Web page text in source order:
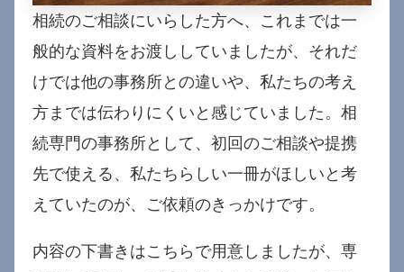
相続のご相談にいらした方へ、これまでは一
般的な資料をお渡ししていましたが、それだ
けでは他の事務所との違いや、私たちの考え
方までは伝わりにくいと感じていました。相
続専門の事務所として、初回のご相談や提携
先で使える、私たちらしい一冊がほしいと考
えていたのが、ご依頼のきっかけです。
内容の下書きはこちらで用意しましたが、専